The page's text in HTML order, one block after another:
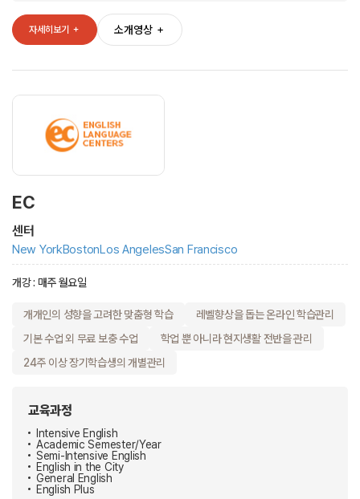
자세히보기 ＋ 소개영상 ＋
EC
센터
New YorkBostonLos AngelesSan Francisco
개강 : 매주 월요일
개개인의 성향을 고려한 맞춤형 학습
레벨향상을 돕는 온라인 학습관리
기본 수업 외 무료 보충 수업
학업 뿐 아니라 현지생활 전반을 관리
24주 이상 장기학습생의 개별관리
교육과정
Intensive English
Academic Semester/Year
Semi-Intensive English
English in the City
General English
English Plus